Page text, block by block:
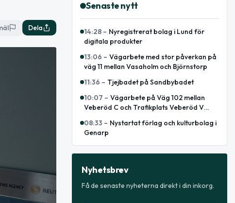
Dela
Senaste nytt
14:28 – Nyregistrerat bolag i Lund för
digitala produkter
13:06 – Vägarbete med stor påverkan på
väg 11 mellan Vasaholm och Björnstorp
11:36 – Tjejbadet på Sandbybadet
10:07 – Vägarbete på Väg 102 mellan
Veberöd C och Trafikplats Veberöd V
08:33 – Nystartat förlag och kulturbolag i
Genarp
Nyhetsbrev
Få de senaste nyheterna direkt i din inkorg.